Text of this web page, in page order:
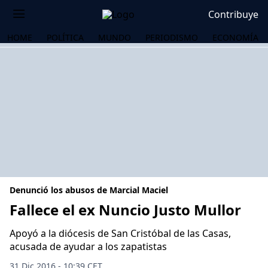
Contribuye
HOME POLÍTICA MUNDO PERIODISMO ECONOMÍA
Denunció los abusos de Marcial Maciel
Fallece el ex Nuncio Justo Mullor
Apoyó a la diócesis de San Cristóbal de las Casas,
acusada de ayudar a los zapatistas